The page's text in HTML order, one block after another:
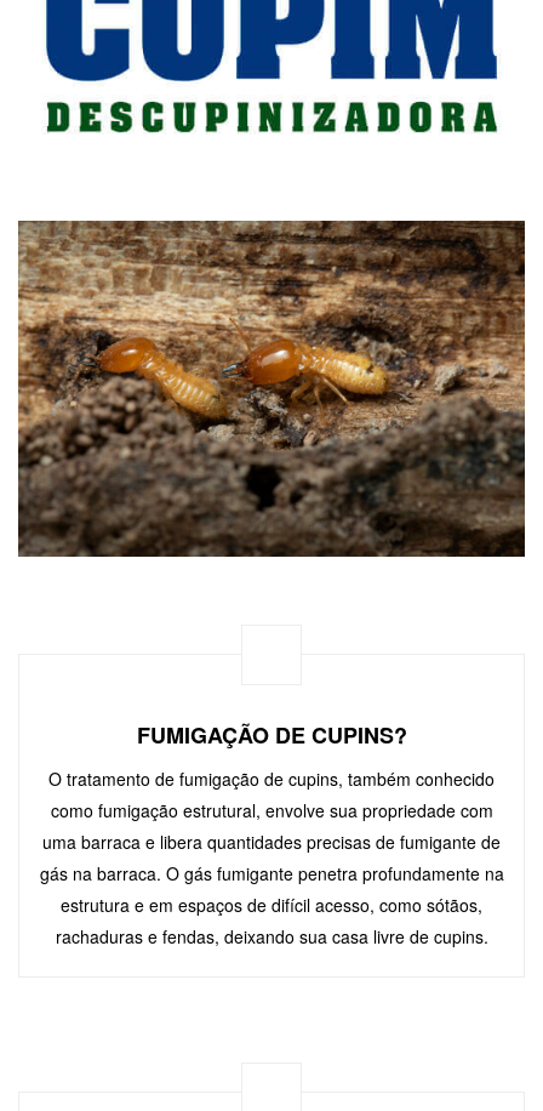
FUMIGAÇÃO DE CUPINS?
O tratamento de fumigação de cupins, também conhecido
como fumigação estrutural, envolve sua propriedade com
uma barraca e libera quantidades precisas de fumigante de
gás na barraca. O gás fumigante penetra profundamente na
estrutura e em espaços de difícil acesso, como sótãos,
rachaduras e fendas, deixando sua casa livre de cupins.